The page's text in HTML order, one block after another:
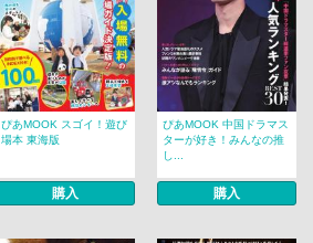
ぴあMOOK スゴイ！遊び
場本 東海版
購入
ぴあMOOK 中国ドラマス
ターが好き！みんなの推
し...
購入